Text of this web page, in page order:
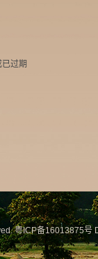
过期
粤ICP备16013875号